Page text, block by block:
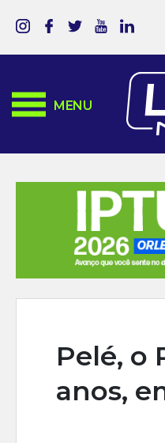
MENU
Pelé, o
anos,